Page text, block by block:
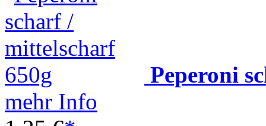
Peperoni
mehr Info